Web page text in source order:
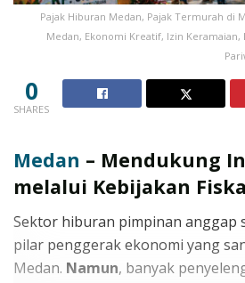
Pajak Hiburan Medan, Pajak Termurah di
Medan, Ekonomi Kreatif, Izin
0
SHARES
Medan – Mendukung
melalui Kebijakan
Sektor hiburan pimpinan anggap
pilar penggerak ekonomi yang
Medan. Namun, banyak